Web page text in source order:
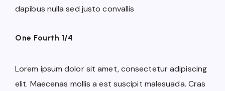
dapibus nulla sed justo convallis
One Fourth 1/4
Lorem ipsum dolor sit amet, consectetur adipiscing
elit. Maecenas mollis a est suscipit malesuada. Cras